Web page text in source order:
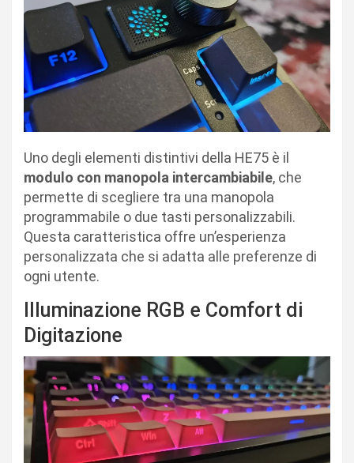
Uno degli elementi distintivi della HE75 è il
modulo con manopola intercambiabile, che
permette di scegliere tra una manopola
programmabile o due tasti personalizzabili.
Questa caratteristica offre un’esperienza
personalizzata che si adatta alle preferenze di
ogni utente.
Illuminazione RGB e Comfort di
Digitazione